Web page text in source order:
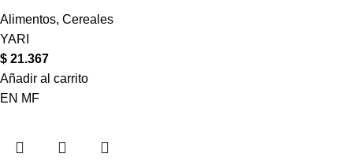
Alimentos, Cereales
YARI
$ 21.367
Añadir al carrito
EN MF